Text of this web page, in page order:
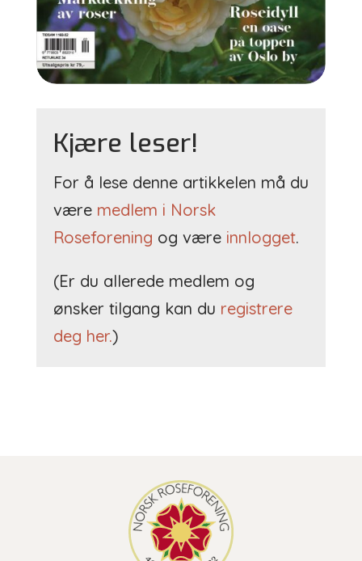
Kjære leser!
For å lese denne artikkelen må du
være medlem i Norsk
Roseforening og være innlogget.
(Er du allerede medlem og
ønsker tilgang kan du registrere
deg her.)